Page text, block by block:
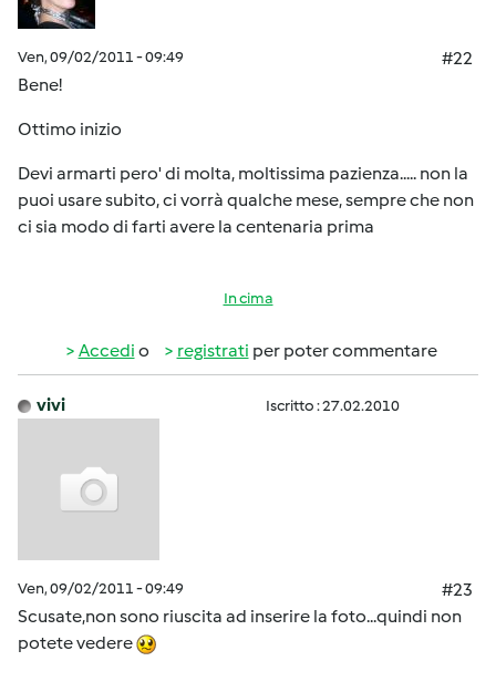
Ven, 09/02/2011 - 09:49
#22
Bene!
Ottimo inizio
Devi armarti pero' di molta, moltissima pazienza..... non la
puoi usare subito, ci vorrà qualche mese, sempre che non
ci sia modo di farti avere la centenaria prima
In cima
Accedi o registrati per poter commentare
vivi Iscritto : 27.02.2010
Ven, 09/02/2011 - 09:49
#23
Scusate,non sono riuscita ad inserire la foto...quindi non
potete vedere